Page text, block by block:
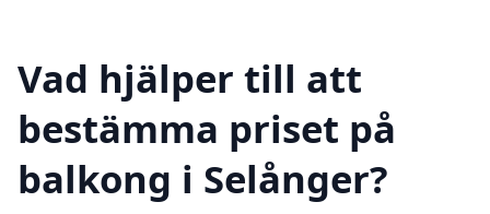
Vad hjälper till att
bestämma priset på
balkong i Selånger?